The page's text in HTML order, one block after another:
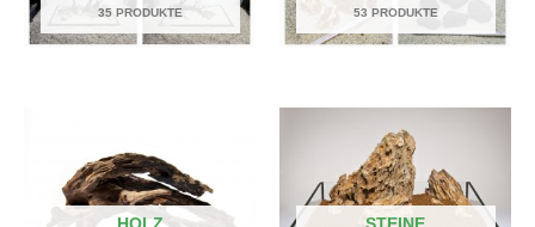
35 PRODUKTE 53 PRODUKTE